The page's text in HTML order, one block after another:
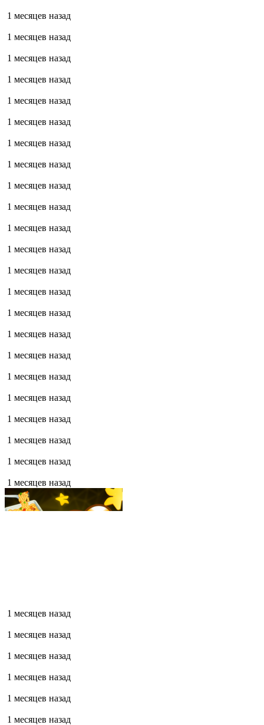
1 месяцев назад
1 месяцев назад
1 месяцев назад
1 месяцев назад
1 месяцев назад
1 месяцев назад
1 месяцев назад
1 месяцев назад
1 месяцев назад
1 месяцев назад
1 месяцев назад
1 месяцев назад
1 месяцев назад
1 месяцев назад
1 месяцев назад
1 месяцев назад
1 месяцев назад
1 месяцев назад
1 месяцев назад
1 месяцев назад
1 месяцев назад
1 месяцев назад
1 месяцев назад
1 месяцев назад
1 месяцев назад
1 месяцев назад
1 месяцев назад
1 месяцев назад
1 месяцев назад